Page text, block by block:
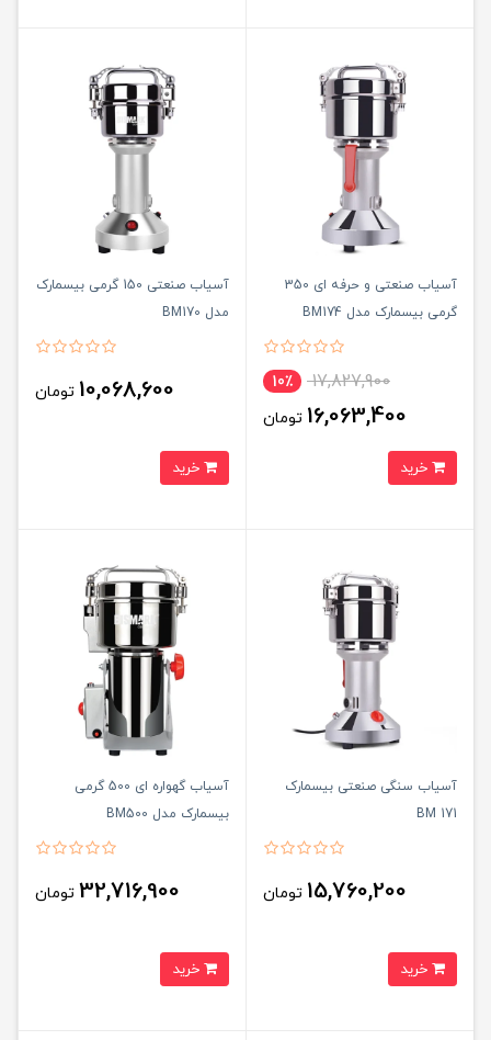
آسیاب صنعتی و حرفه ای 350
گرمی بیسمارک مدل BM174
17,827,900 10٪
16,063,400 تومان
آسیاب صنعتی 150 گرمی بیسمارک
مدل BM170
10,068,600 تومان
آسیاب سنگی صنعتی بیسمارک
BM 171
15,760,200 تومان
آسیاب گهواره ای 500 گرمی
بیسمارک مدل BM500
32,716,900 تومان